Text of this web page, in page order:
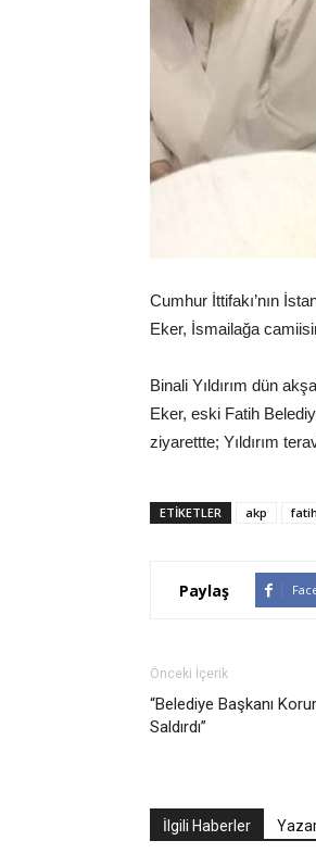
Cumhur İttifakı’nın
Eker, İsmailağa
Binali Yıldırım dün
Eker, eski Fatih
ziyarettte; Yıldırım
ETIKETLER akp fatih
Paylaş
Önceki İçerik
“Belediye Başkanı
Saldırdı”
İlgili Haberler